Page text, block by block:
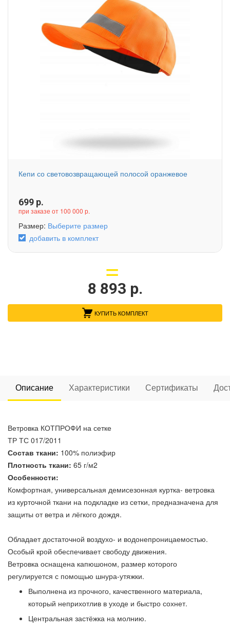
Кепи со световозвращающей полосой оранжевое
699 р.
при заказе от 100 000 р.
Размер: Выберите размер
добавить в комплект
8 893 р.
КУПИТЬ КОМПЛЕКТ
Описание Характеристики Сертификаты
Ветровка КОТПРОФИ на сетке
ТР ТС 017/2011
Состав ткани: 100% полиэфир
Плотность ткани: 65 г/м2
Особенности:
Комфортная, универсальная демисезонная куртка- ветровка
из курточной ткани на подкладке из сетки, предназначена для
защиты от ветра и лёгкого дождя.
Обладает достаточной воздухо- и водонепроницаемостью.
Особый крой обеспечивает свободу движения.
Ветровка оснащена капюшоном, размер которого
регулируется с помощью шнура-утяжки.
Выполнена из прочного, качественного материала,
который неприхотлив в уходе и быстро сохнет.
Центральная застёжка на молнию.